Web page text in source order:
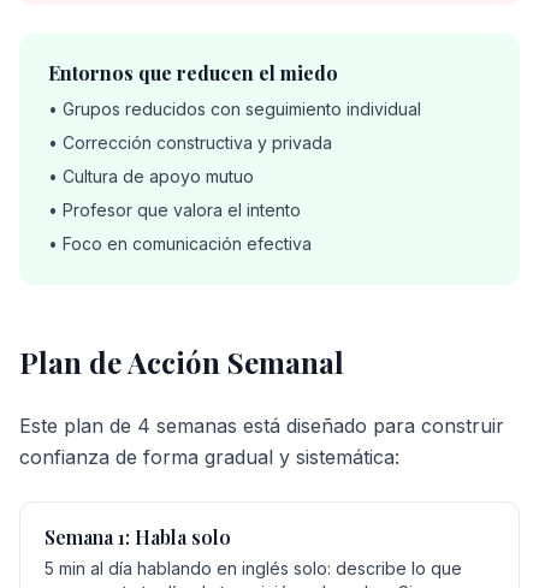
Entornos que reducen el miedo
• Grupos reducidos con seguimiento individual
• Corrección constructiva y privada
• Cultura de apoyo mutuo
• Profesor que valora el intento
• Foco en comunicación efectiva
Plan de Acción Semanal
Este plan de 4 semanas está diseñado para construir
confianza de forma gradual y sistemática:
Semana 1: Habla solo
5 min al día hablando en inglés solo: describe lo que